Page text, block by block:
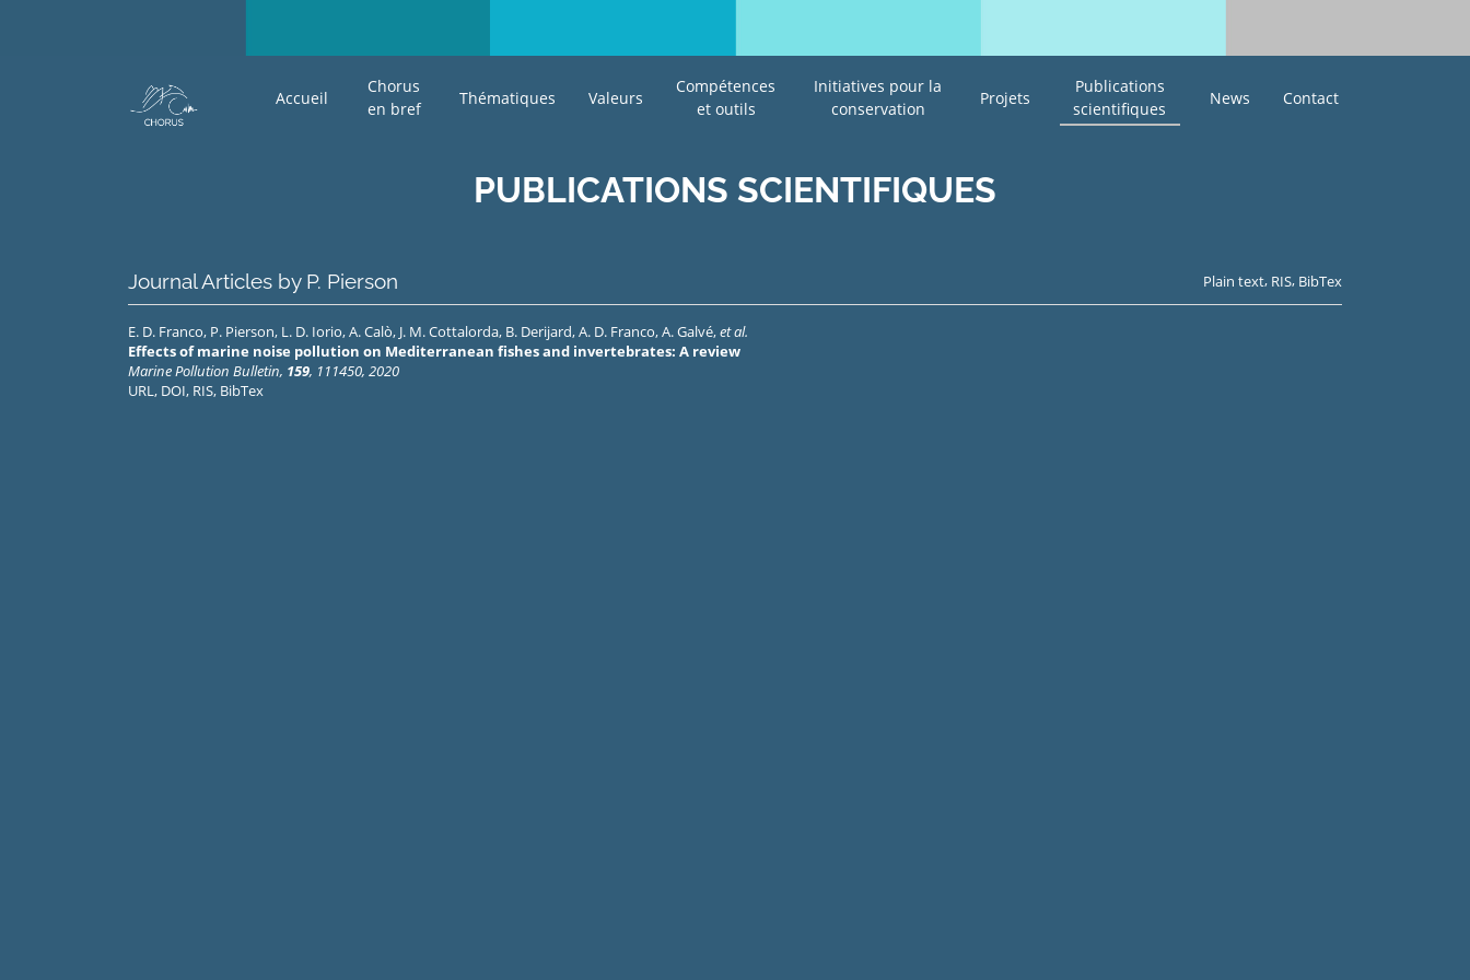
Accueil
Chorus
en bref
Thématiques Valeurs
Compétences
et outils
Initiatives pour la
conservation
Projets
Publications
scientifiques
News Contact
PUBLICATIONS SCIENTIFIQUES
Plain text, RIS, BibTex
Journal Articles by P. Pierson
E. D. Franco, P. Pierson, L. D. Iorio,A. Calò, J. M. Cottalorda, B. Derijard,A. D. Franco,A. Galvé,et al.
Effects of marine noise pollution on Mediterranean fishes and invertebrates: A review
Marine Pollution Bulletin, 159, 111450, 2020
URL, DOI, RIS, BibTex